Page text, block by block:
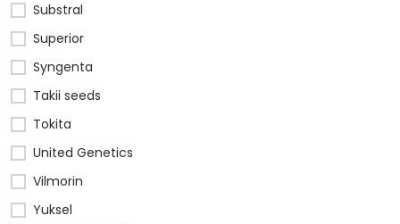
Substral
Superior
Syngenta
Takii seeds
Tokita
United Genetics
Vilmorin
Yuksel